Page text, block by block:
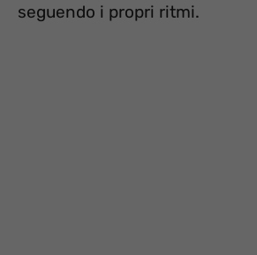
seguendo i propri ritmi.